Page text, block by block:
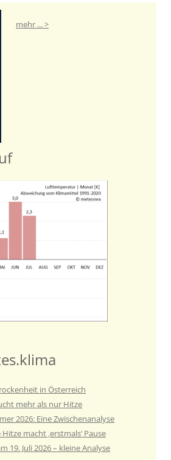
mehr ... >
in Österreich
mehr als nur Hitze
2026: Eine Zwischenanalyse
macht ‚erstmals‘ Pause
19. Juli 2026 – kleine Analyse